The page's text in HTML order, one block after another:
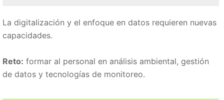
La digitalización y el enfoque en datos requieren nuevas
capacidades.
Reto: formar al personal en análisis ambiental, gestión
de datos y tecnologías de monitoreo.